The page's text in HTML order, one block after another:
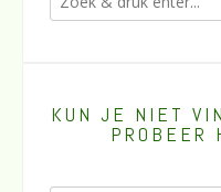
KUN JE NIET
PROBEER